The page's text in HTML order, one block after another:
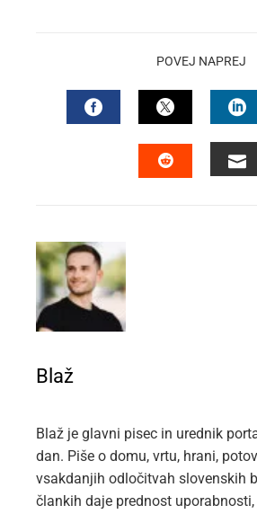
POVEJ NAPREJ
FACEBOOKTWITTER
Blaž
Blaž je glavni pisec in urednik
dan. Piše o domu, vrtu, hrani,
vsakdanjih odločitvah slovenskih
člankih daje prednost